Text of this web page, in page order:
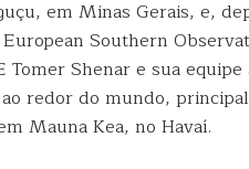
em Minas Gerais, e,
Southern
Shenar e sua equipe
redor do mundo,
Mauna Kea, no Havaí.